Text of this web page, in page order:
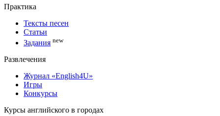
Практика
Тексты песен
Статьи
Задания new
Развлечения
Журнал «English4U»
Игры
Конкурсы
Курсы английского в городах